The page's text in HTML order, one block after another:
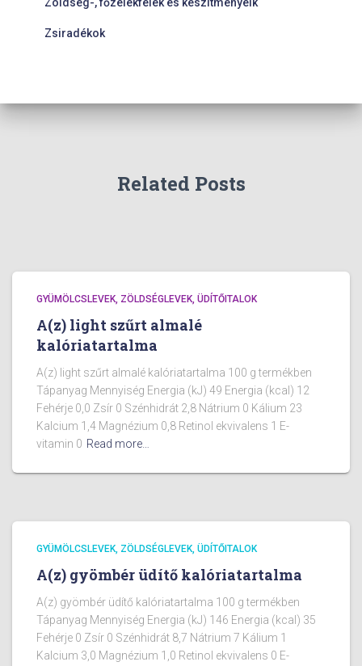
Zsiradékok
Related Posts
GYÜMÖLCSLEVEK, ZÖLDSÉGLEVEK, ÜDÍTŐITALOK
A(z) light szűrt almalé
kalóriatartalma
A(z) light szűrt almalé kalóriatartalma 100 g termékben
Tápanyag Mennyiség Energia (kJ) 49 Energia (kcal) 12
Fehérje 0,0 Zsír 0 Szénhidrát 2,8 Nátrium 0 Kálium 23
Kalcium 1,4 Magnézium 0,8 Retinol ekvivalens 1 E-
vitamin 0 Read more…
GYÜMÖLCSLEVEK, ZÖLDSÉGLEVEK, ÜDÍTŐITALOK
A(z) gyömbér üdítő kalóriatartalma
A(z) gyömbér üdítő kalóriatartalma 100 g termékben
Tápanyag Mennyiség Energia (kJ) 146 Energia (kcal) 35
Fehérje 0 Zsír 0 Szénhidrát 8,7 Nátrium 7 Kálium 1
Kalcium 3,0 Magnézium 1,0 Retinol ekvivalens 0 E-